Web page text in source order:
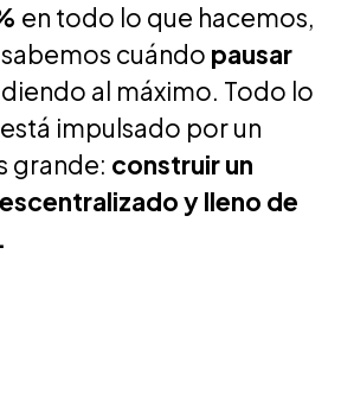
en todo lo que hacemos,
cuándo pausar
al máximo. Todo lo
impulsado por un
grande: construir un
y lleno de